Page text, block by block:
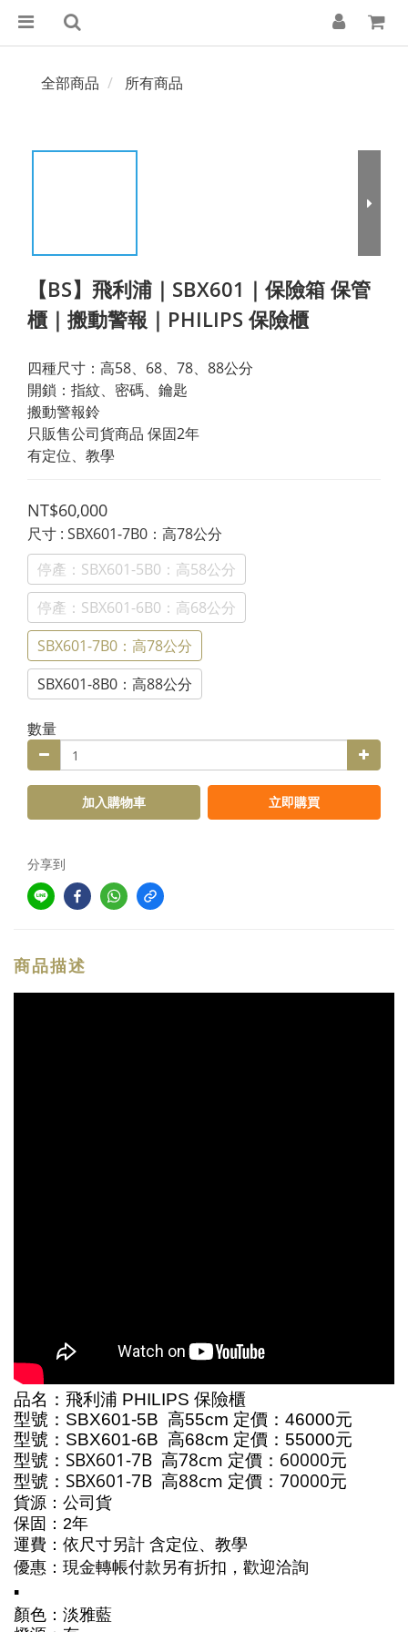
全部商品 所有商品
【BS】飛利浦｜SBX601｜保險箱 保管
櫃｜搬動警報｜PHILIPS 保險櫃
四種尺寸：高58、68、78、88公分
開鎖：指紋、密碼、鑰匙
搬動警報鈴
只販售公司貨商品 保固2年
有定位、教學
NT$60,000
尺寸 : SBX601-7B0：高78公分
停產：SBX601-5B0：高58公分
停產：SBX601-6B0：高68公分
SBX601-7B0：高78公分
SBX601-8B0：高88公分
數量
加入購物車 立即購買
分享到
商品描述
品名： 飛利浦 PHILIPS 保險櫃
型號： SBX601-5B 高55cm 定價： 46000元
型號： SBX601-6B 高68cm 定價：55000元
型號： SBX601-7B 高78cm 定價：60000元
型號： SBX601-7B 高88cm 定價：70000元
貨源：公司貨
保固：2年
運費：依尺寸另計 含定位、教學
優惠： 現金轉帳付款另有折扣，歡迎洽詢
▪️
顏色：淡雅藍